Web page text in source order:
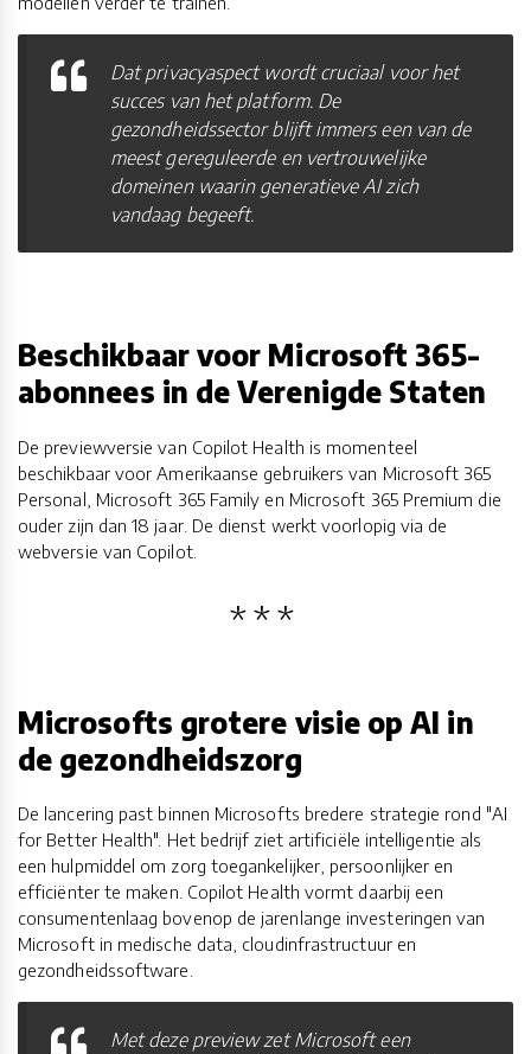
Dat privacyaspect wordt cruciaal voor het
succes van het platform. De
gezondheidssector blijft immers een van de
meest gereguleerde en vertrouwelijke
domeinen waarin generatieve AI zich
vandaag begeeft.
Beschikbaar voor Microsoft 365-
abonnees in de Verenigde Staten
De previewversie van Copilot Health is momenteel
beschikbaar voor Amerikaanse gebruikers van Microsoft 365
Personal, Microsoft 365 Family en Microsoft 365 Premium die
ouder zijn dan 18 jaar. De dienst werkt voorlopig via de
webversie van Copilot.
Microsofts grotere visie op AI in
de gezondheidszorg
De lancering past binnen Microsofts bredere strategie rond "AI
for Better Health". Het bedrijf ziet artificiële intelligentie als
een hulpmiddel om zorg toegankelijker, persoonlijker en
efficiënter te maken. Copilot Health vormt daarbij een
consumentenlaag bovenop de jarenlange investeringen van
Microsoft in medische data, cloudinfrastructuur en
gezondheidssoftware.
Met deze preview zet Microsoft een